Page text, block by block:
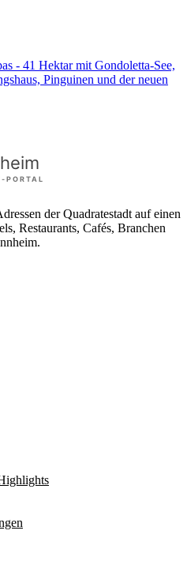
- 41 Hektar mit Gondoletta-See,
Pinguinen und der neuen
der Quadratestadt auf einen
Restaurants, Cafés, Branchen